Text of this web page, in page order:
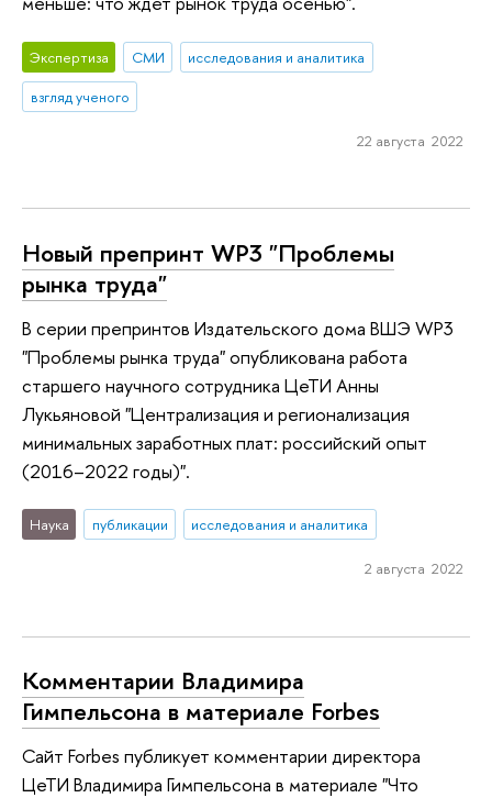
Экспертиза СМИ
исследования и аналитика
взгляд ученого
22 августа 2022
Новый препринт WP3 "Проблемы
рынка труда"
В серии препринтов Издательского дома ВШЭ WP3
"Проблемы рынка труда" опубликована работа
старшего научного сотрудника ЦеТИ Анны
Лукьяновой "Централизация и регионализация
минимальных заработных плат: российский опыт
(2016–2022 годы)".
Наука публикации исследования и аналитика
2 августа 2022
Комментарии Владимира
Гимпельсона в материале Forbes
Сайт Forbes публикует комментарии директора
ЦеТИ Владимира Гимпельсона в материале "Что